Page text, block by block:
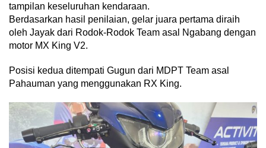
tampilan keseluruhan kendaraan.
Berdasarkan hasil penilaian, gelar juara pertama diraih
oleh Jayak dari Rodok-Rodok Team asal Ngabang dengan
motor MX King V2.
Posisi kedua ditempati Gugun dari MDPT Team asal
Pahauman yang menggunakan RX King.